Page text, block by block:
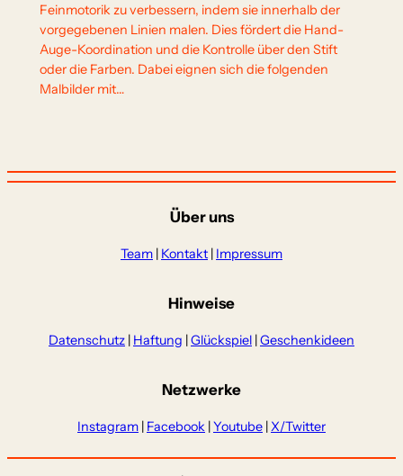
Feinmotorik zu verbessern, indem sie innerhalb der
vorgegebenen Linien malen. Dies fördert die Hand-
Auge-Koordination und die Kontrolle über den Stift
oder die Farben. Dabei eignen sich die folgenden
Malbilder mit…
Über uns
Team | Kontakt | Impressum
Hinweise
Datenschutz | Haftung |Glückspiel |Geschenkideen
Netzwerke
Instagram | Facebook |Youtube |X/Twitter